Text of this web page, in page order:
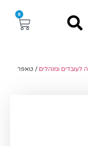
0
לעובדים ומנהלים / טאפר